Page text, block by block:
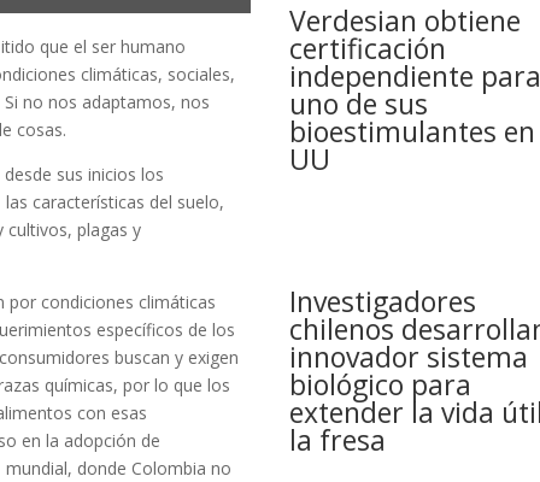
que el ser humano
climáticas, sociales,
no nos adaptamos, nos
cosas.
sus inicios los
características del suelo,
cultivos, plagas y
por condiciones climáticas
específicos de los
buscan y exigen
químicas, por lo que los
con esas
en la adopción de
donde Colombia no
Verdesian obtiene
certificación
independiente
uno de sus
bioestimulantes en
UU
Investigadores
chilenos
innovador sistema
biológico para
extender la vida
la fresa